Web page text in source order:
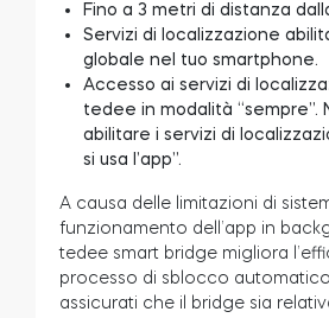
Tedee GO2
Acquista ora
Fino a 3 metri di distanza
Servizi di localizzazione
globale nel tuo smartphone.
Accesso ai servizi di
tedee in modalità “sempre”.
abilitare i servizi di
si usa l’app”.
A causa delle limitazioni di
funzionamento dell’app in
tedee smart bridge migliora
processo di sblocco
assicurati che il bridge sia